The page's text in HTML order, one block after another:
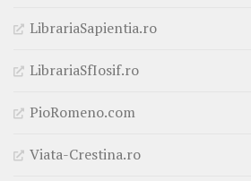
LibrariaSapientia.ro
LibrariaSfIosif.ro
PioRomeno.com
Viata-Crestina.ro